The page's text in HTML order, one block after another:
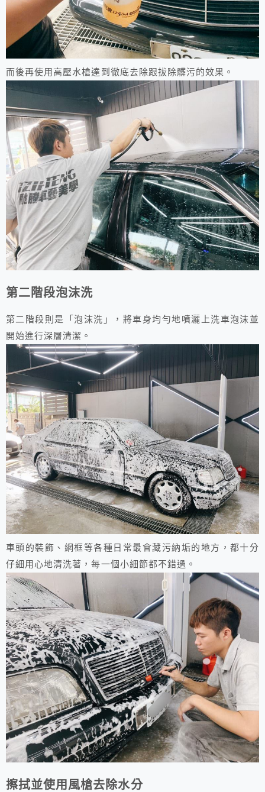
而後再使用高壓水槍達到徹底去除跟拔除髒污的效果。
第二階段泡沫洗
第二階段則是「泡沫洗」，將車身均勻地噴灑上洗車泡沫並
開始進行深層清潔。
車頭的裝飾、網框等各種日常最會藏污納垢的地方，都十分
仔細用心地清洗著，每一個小細節都不錯過。
擦拭並使用風槍去除水分